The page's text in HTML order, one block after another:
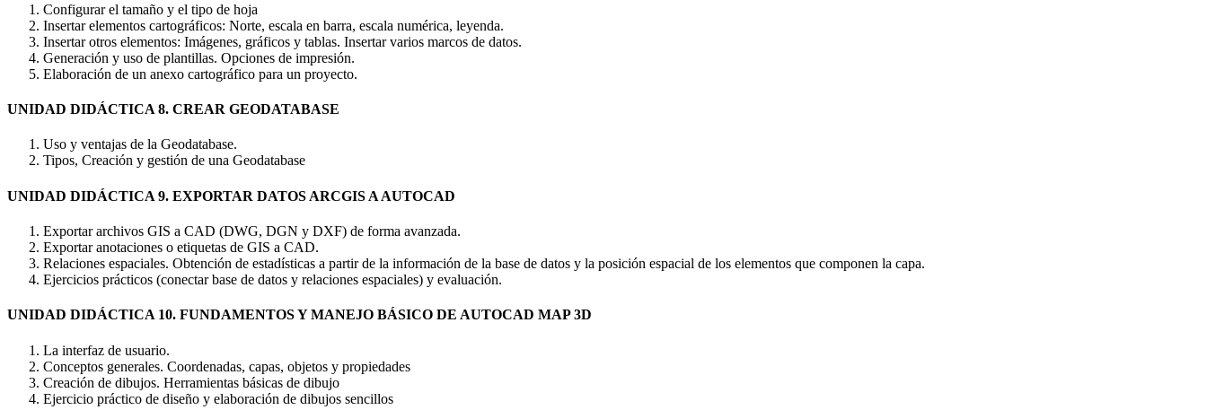
Configurar el tamaño y el tipo de hoja
Insertar elementos cartográficos: Norte, escala en barra, escala numérica, leyenda.
Insertar otros elementos: Imágenes, gráficos y tablas. Insertar varios marcos de datos.
Generación y uso de plantillas. Opciones de impresión.
Elaboración de un anexo cartográfico para un proyecto.
UNIDAD DIDÁCTICA 8. CREAR GEODATABASE
Uso y ventajas de la Geodatabase.
Tipos, Creación y gestión de una Geodatabase
UNIDAD DIDÁCTICA 9. EXPORTAR DATOS ARCGIS A AUTOCAD
Exportar archivos GIS a CAD (DWG, DGN y DXF) de forma avanzada.
Exportar anotaciones o etiquetas de GIS a CAD.
Relaciones espaciales. Obtención de estadísticas a partir de la información de la base de datos y la posición espacial de los elementos que componen la capa.
Ejercicios prácticos (conectar base de datos y relaciones espaciales) y evaluación.
UNIDAD DIDÁCTICA 10. FUNDAMENTOS Y MANEJO BÁSICO DE AUTOCAD MAP 3D
La interfaz de usuario.
Conceptos generales. Coordenadas, capas, objetos y propiedades
Creación de dibujos. Herramientas básicas de dibujo
Ejercicio práctico de diseño y elaboración de dibujos sencillos